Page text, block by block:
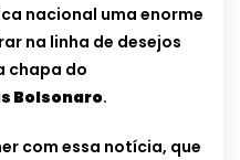
nacional uma enorme
na linha de desejos
chapa do
Bolsonaro.
com essa notícia, que